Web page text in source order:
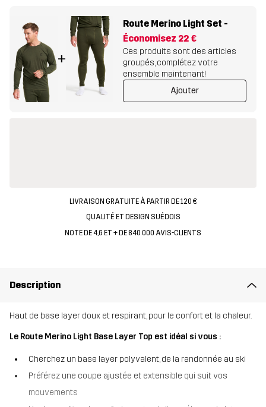
+
Route Merino Light Set -
Économisez 22 €
Ces produits sont des articles
groupés, complétez votre
ensemble maintenant!
Ajouter
LIVRAISON GRATUITE À PARTIR DE 120 €
QUALITÉ ET DESIGN SUÉDOIS
NOTE DE 4,6 ET + DE 840 000 AVIS-CLIENTS
Description
Haut de base layer doux et respirant, pour le confort et la chaleur.
Le Route Merino Light Base Layer Top est idéal si vous :
Cherchez un base layer polyvalent, de la randonnée au ski
Préférez une coupe ajustée et extensible qui suit vos
mouvements